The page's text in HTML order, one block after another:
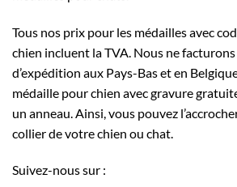
Tous nos prix pour les médailles avec
chien incluent la TVA. Nous ne
d’expédition aux Pays-Bas et en
médaille pour chien avec gravure
un anneau. Ainsi, vous pouvez
collier de votre chien ou chat.
Suivez-nous sur :